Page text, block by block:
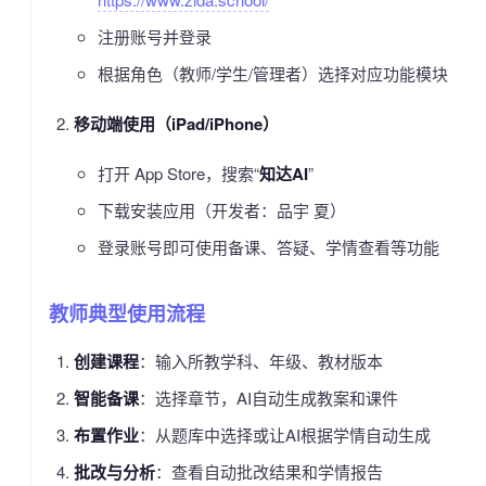
注册账号并登录
根据角色（教师/学生/管理者）选择对应功能模块
移动端使用（iPad/iPhone）
打开 App Store，搜索“知达AI”
下载安装应用（开发者：品宇 夏）
登录账号即可使用备课、答疑、学情查看等功能
教师典型使用流程
创建课程：输入所教学科、年级、教材版本
智能备课：选择章节，AI自动生成教案和课件
布置作业：从题库中选择或让AI根据学情自动生成
批改与分析：查看自动批改结果和学情报告